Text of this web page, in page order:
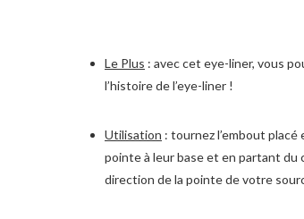
Le Plus : avec cet eye-liner, vous
l’histoire de l’eye-liner !
Utilisation : tournez l’embout
pointe à leur base et en partant du
direction de la pointe de votre